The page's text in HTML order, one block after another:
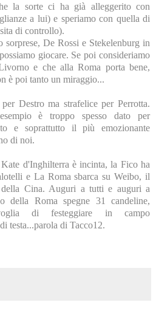
la sorte ci ha già alleggerito con
a lui) e speriamo con quella di
di controllo).
sorprese, De Rossi e Stekelenburg in
giocare. Se poi consideriamo
e che alla Roma porta bene,
è poi tanto un miraggio...
Destro ma strafelice per Perrotta.
è troppo spesso dato per
e soprattutto il più emozionante
di noi.
Kate d'Inghilterra è incinta, la Fico ha
e La Roma sbarca su Weibo, il
Cina. Auguri a tutti e auguri a
della Roma spegne 31 candeline,
di festeggiare in campo
testa...parola di Tacco12.